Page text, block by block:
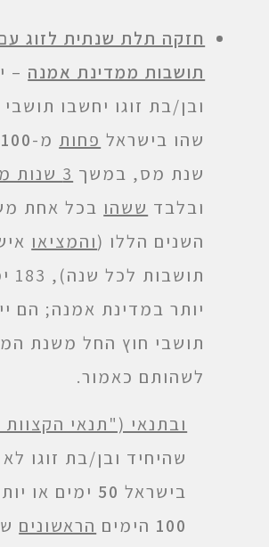
חזקה תלת שנתית לזוג
תושבות ממדינת אמנה –
ובן/בת זוגו יחשבו
שהו בישראל פחות מ-100
שנת מס, במשך 3 שנות מס רצופות
ובלבד ששהו בכל אחת
השנים הללו (והמציאו
יותר במדינת אמנה; הם
תושבי חוץ החל משנת
לשהותם כאמור.
ובתנאי ("תנאי הקצוות
שהיחיד ובן/בת זוגו
בישראל 50 ימים או
100 הימים הראשונים